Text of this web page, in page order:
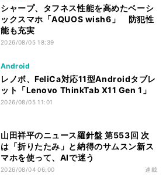
シャープ、タフネス性能を高めたベーシ
ックスマホ「AQUOS wish6」 防犯性
能も充実
2026/08/05 18:39
Android
レノボ、FeliCa対応11型Androidタブレ
ット「Lenovo ThinkTab X11 Gen 1」
2026/08/05 11:01
山田祥平のニュース羅針盤 第553回 次
は「折りたたみ」と納得のサムスン新ス
マホを使って、AIで迷う
2026/08/04 06:00 連載